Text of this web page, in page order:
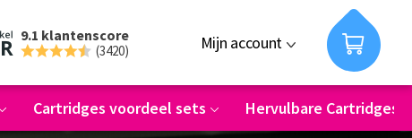
9.1 klantenscore
(3420) Mijn account
Cartridges voordeel sets Hervulbare Cartridges